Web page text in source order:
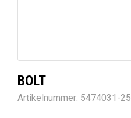
BOLT
Artikelnummer: 5474031-25